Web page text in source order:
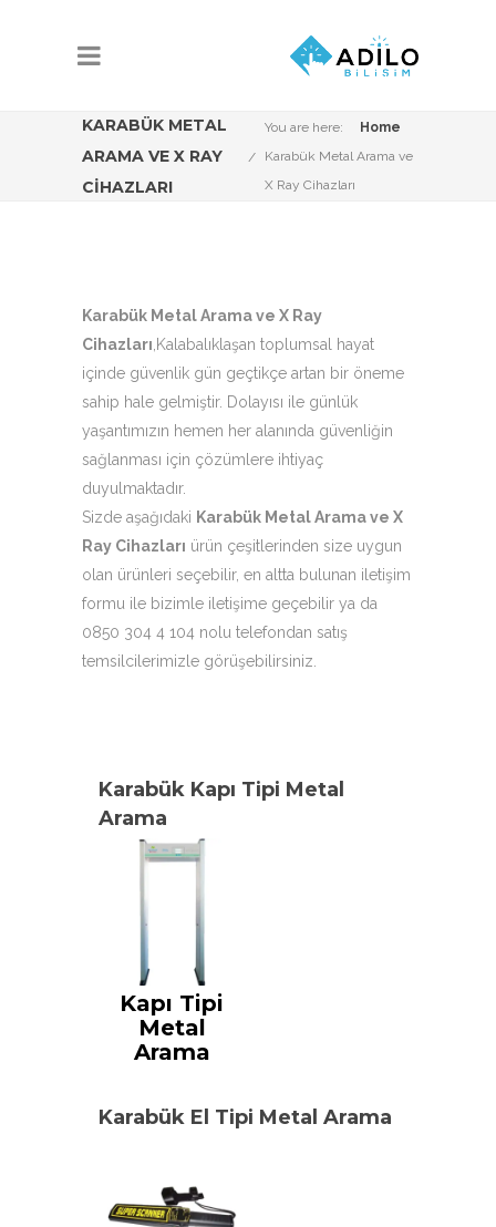
KARABÜK METAL
ARAMA VE X RAY
CIHAZLARI
You are here:
Home
Karabük Metal Arama ve
X Ray Cihazları
Karabük Metal Arama ve X Ray
Cihazları ,Kalabalıklaşan toplumsal hayat
içinde güvenlik gün geçtikçe artan bir öneme
sahip hale gelmiştir. Dolayısı ile günlük
yaşantımızın hemen her alanında güvenliğin
sağlanması için çözümlere ihtiyaç
duyulmaktadır.
Sizde aşağıdaki Karabük Metal Arama ve X
Ray Cihazları ürün çeşitlerinden size uygun
olan ürünleri seçebilir, en altta bulunan iletişim
formu ile bizimle iletişime geçebilir ya da
0850 304 4 104 nolu telefondan satış
temsilcilerimizle görüşebilirsiniz.
Karabük Kapı Tipi Metal
Arama
Kapı Tipi
Metal
Arama
Karabük El Tipi Metal Arama